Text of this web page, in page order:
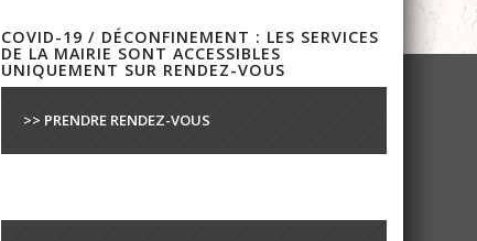
COVID-19 / DÉCONFINEMENT : LES SERVICES
DE LA MAIRIE SONT ACCESSIBLES
UNIQUEMENT SUR RENDEZ-VOUS
>> PRENDRE RENDEZ-VOUS